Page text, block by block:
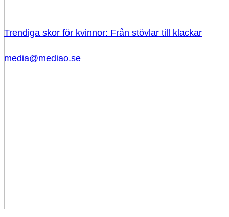
Trendiga skor för kvinnor: Från stövlar till klackar
media@mediao.se